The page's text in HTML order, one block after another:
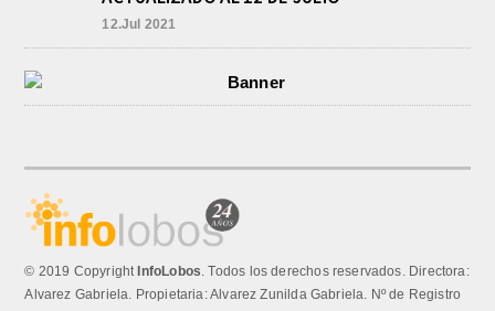
12.Jul 2021
© 2019 Copyright InfoLobos. Todos los derechos reservados. Directora:
Alvarez Gabriela. Propietaria: Alvarez Zunilda Gabriela. Nº de Registro